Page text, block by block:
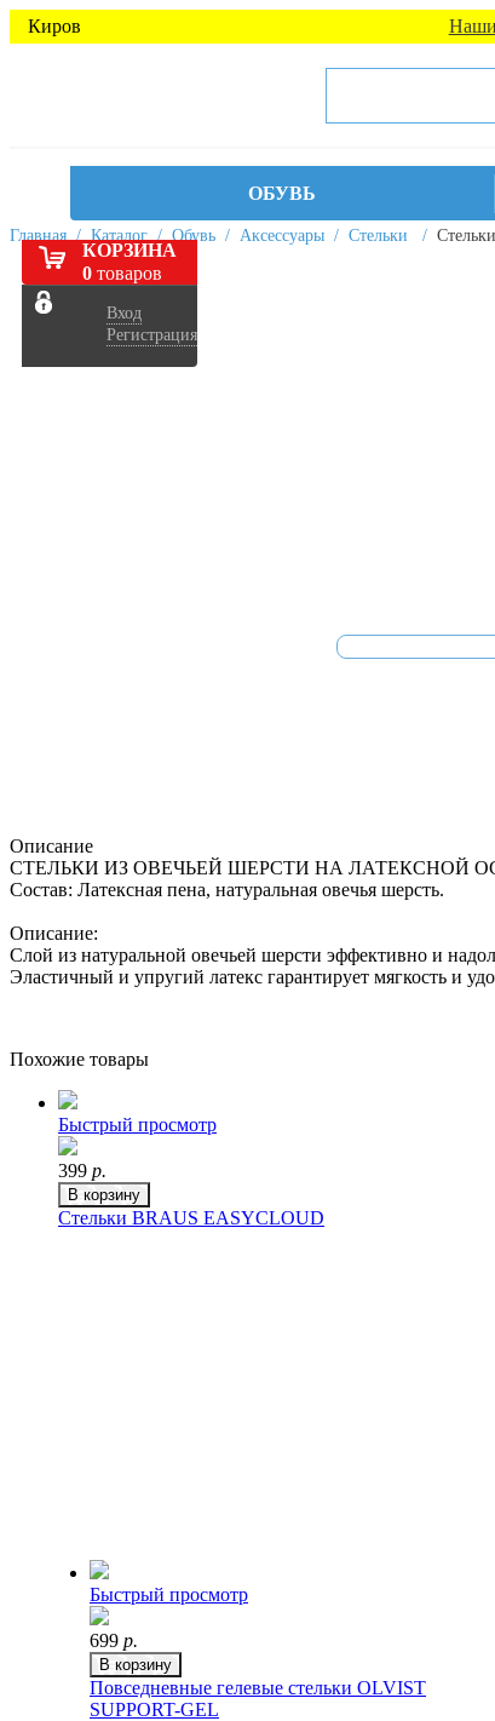
Киров
ОБУВЬ
КОРЗИНА
0 товаров
Вход
Регистрация
Главная/Каталог/Обувь / Аксессуары / Стельки /
Описание
СТЕЛЬКИ ИЗ ОВЕЧЬЕЙ ШЕРСТИ НА ЛАТЕКСНОЙ
Состав: Латексная пена, натуральная овечья шерсть.
Описание:
Слой из натуральной овечьей шерсти эффективно и
Эластичный и упругий латекс гарантирует мягкость и
Похожие товары
Быстрый просмотр
399 р.
В корзину
Стельки BRAUS EASYCLOUD
Быстрый просмотр
699 р.
В корзину
Повседневные гелевые стельки OLVIST
SUPPORT-GEL